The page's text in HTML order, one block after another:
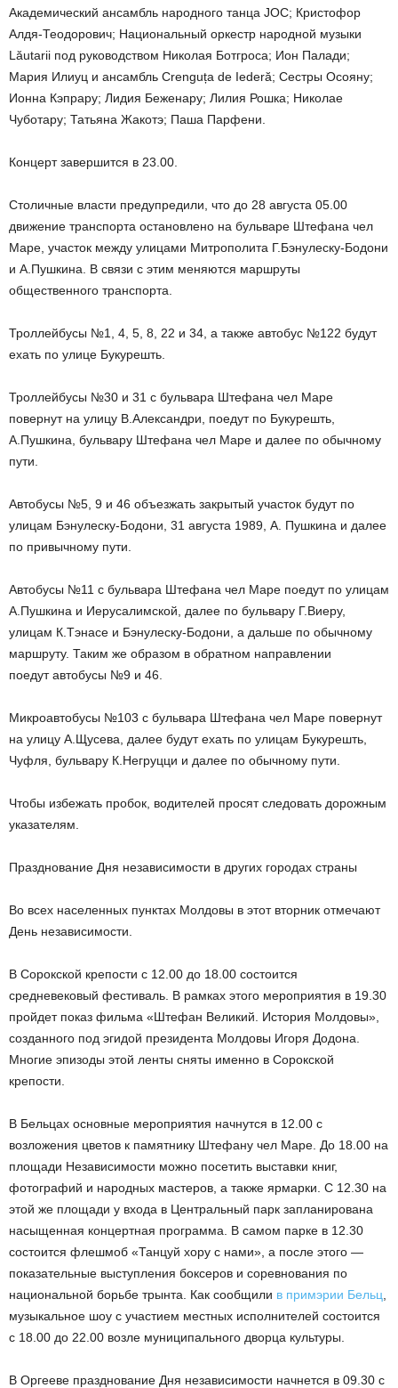
Академический ансамбль народного танца JOC; Кристофор
Алдя-Теодорович; Национальный оркестр народной музыки
Lăutarii под руководством Николая Ботгроса; Ион Палади;
Мария Илиуц и ансамбль Crenguța de Iederă; Сестры Осояну;
Ионна Кэпрару; Лидия Беженару; Лилия Рошка; Николае
Чуботару; Татьяна Жакотэ; Паша Парфени.
Концерт завершится в 23.00.
Столичные власти предупредили, что до 28 августа 05.00
движение транспорта остановлено на бульваре Штефана чел
Маре, участок между улицами Митрополита Г.Бэнулеску-Бодони
и А.Пушкина. В связи с этим меняются маршруты
общественного транспорта.
Троллейбусы №1, 4, 5, 8, 22 и 34, а также автобус №122 будут
ехать по улице Букурешть.
Троллейбусы №30 и 31 с бульвара Штефана чел Маре
повернут на улицу В.Александри, поедут по Букурешть,
А.Пушкина, бульвару Штефана чел Маре и далее по обычному
пути.
Автобусы №5, 9 и 46 объезжать закрытый участок будут по
улицам Бэнулеску-Бодони, 31 августа 1989, А. Пушкина и далее
по привычному пути.
Автобусы №11 с бульвара Штефана чел Маре поедут по улицам
А.Пушкина и Иерусалимской, далее по бульвару Г.Виеру,
улицам К.Тэнасе и Бэнулеску-Бодони, а дальше по обычному
маршруту. Таким же образом в обратном направлении
поедут автобусы №9 и 46.
Микроавтобусы №103 с бульвара Штефана чел Маре повернут
на улицу А.Щусева, далее будут ехать по улицам Букурешть,
Чуфля, бульвару К.Негруцци и далее по обычному пути.
Чтобы избежать пробок, водителей просят следовать дорожным
указателям.
Празднование Дня независимости в других городах страны
Во всех населенных пунктах Молдовы в этот вторник отмечают
День независимости.
В Сорокской крепости с 12.00 до 18.00 состоится
средневековый фестиваль. В рамках этого мероприятия в 19.30
пройдет показ фильма «Штефан Великий. История Молдовы»,
созданного под эгидой президента Молдовы Игоря Додона.
Многие эпизоды этой ленты сняты именно в Сорокской
крепости.
В Бельцах основные мероприятия начнутся в 12.00 с
возложения цветов к памятнику Штефану чел Маре. До 18.00 на
площади Независимости можно посетить выставки книг,
фотографий и народных мастеров, а также ярмарки. С 12.30 на
этой же площади у входа в Центральный парк запланирована
насыщенная концертная программа. В самом парке в 12.30
состоится флешмоб «Танцуй хору с нами», а после этого —
показательные выступления боксеров и соревнования по
национальной борьбе трынта. Как сообщили в примэрии Бельц,
музыкальное шоу с участием местных исполнителей состоится
с 18.00 до 22.00 возле муниципального дворца культуры.
В Оргееве празднование Дня независимости начнется в 09.30 с